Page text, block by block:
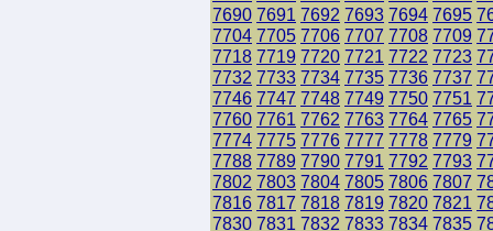
7690 7691 7692 7693 7694 7695
7704 7705 7706 7707 7708 7709
7718 7719 7720 7721 7722 7723
7732 7733 7734 7735 7736 7737
7746 7747 7748 7749 7750 7751
7760 7761 7762 7763 7764 7765
7774 7775 7776 7777 7778 7779
7788 7789 7790 7791 7792 7793
7802 7803 7804 7805 7806 7807
7816 7817 7818 7819 7820 7821
7830 7831 7832 7833 7834 7835